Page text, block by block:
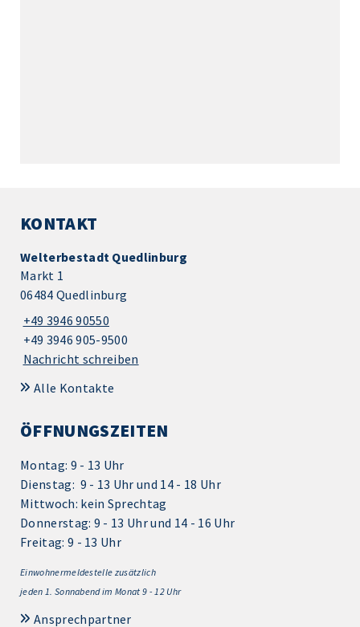
KONTAKT
Welterbestadt Quedlinburg
Markt 1
06484 Quedlinburg
+49 3946 90550
+49 3946 905-9500
Nachricht schreiben
Alle Kontakte
ÖFFNUNGSZEITEN
Montag: 9 - 13 Uhr
Dienstag: 9 - 13 Uhr und 14 - 18 Uhr
Mittwoch: kein Sprechtag
Donnerstag: 9 - 13 Uhr und 14 - 16 Uhr
Freitag: 9 - 13 Uhr
Einwohnermeldestelle zusätzlich
jeden 1. Sonnabend im Monat 9 - 12 Uhr
Ansprechpartner